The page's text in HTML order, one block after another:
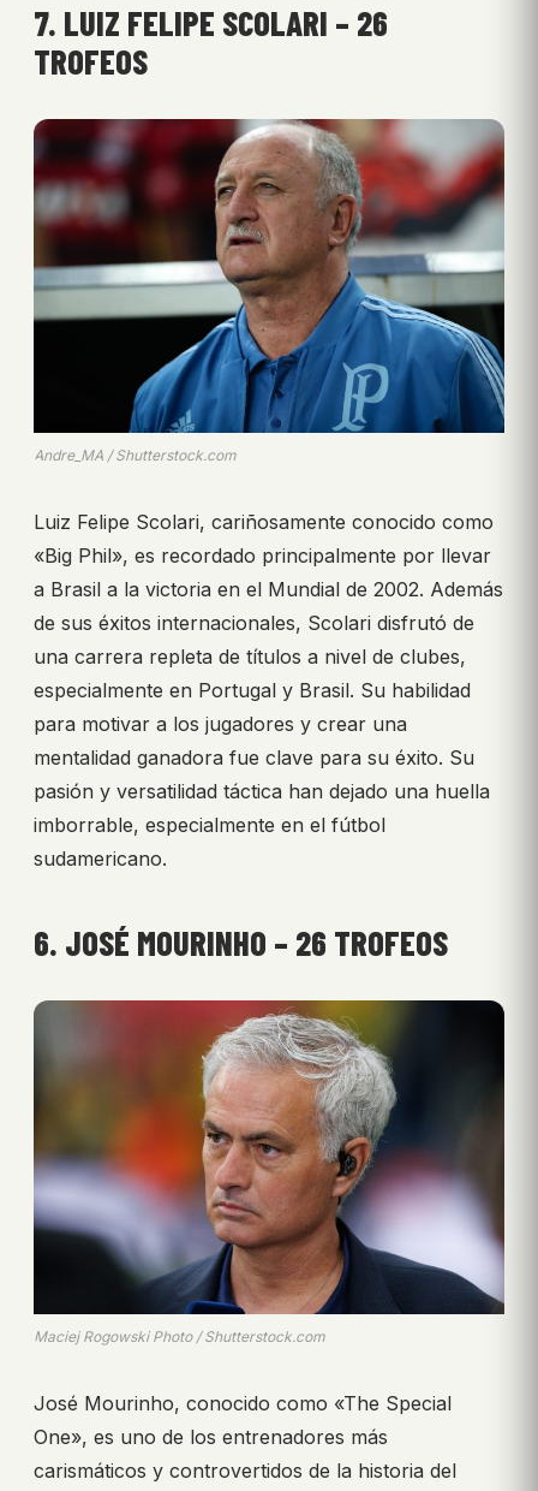
7. LUIZ FELIPE SCOLARI – 26
TROFEOS
Andre_MA / Shutterstock.com
Luiz Felipe Scolari, cariñosamente conocido como
«Big Phil», es recordado principalmente por llevar
a Brasil a la victoria en el Mundial de 2002. Además
de sus éxitos internacionales, Scolari disfrutó de
una carrera repleta de títulos a nivel de clubes,
especialmente en Portugal y Brasil. Su habilidad
para motivar a los jugadores y crear una
mentalidad ganadora fue clave para su éxito. Su
pasión y versatilidad táctica han dejado una huella
imborrable, especialmente en el fútbol
sudamericano.
6. JOSÉ MOURINHO – 26 TROFEOS
Maciej Rogowski Photo / Shutterstock.com
José Mourinho, conocido como «The Special
One», es uno de los entrenadores más
carismáticos y controvertidos de la historia del